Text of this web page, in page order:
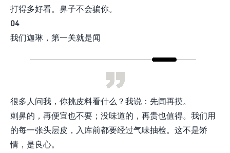
打得多好看。鼻子不会骗你。
04
我们迦琳，第一关就是闻
很多人问我，你挑皮料看什么？我说：先闻再摸。
刺鼻的，再便宜也不要；没味道的，再贵也值得。我们用
的每一张头层皮，入库前都要经过气味抽检。这不是矫
情，是良心。